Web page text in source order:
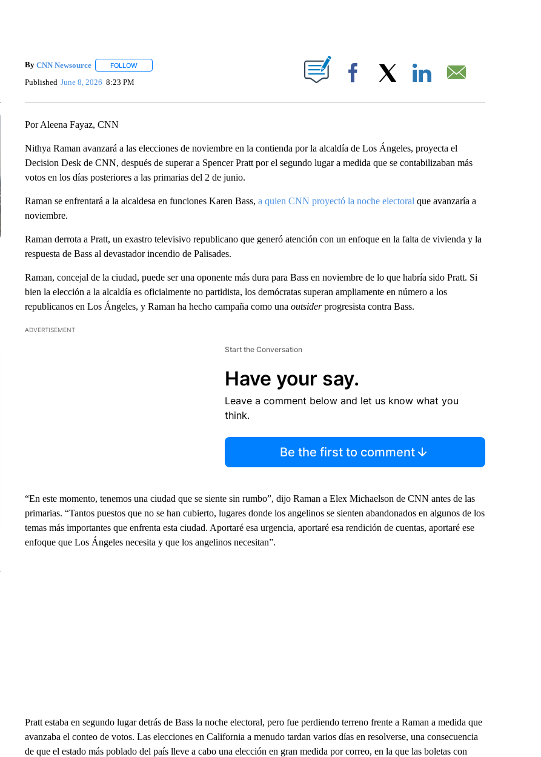
By CNN Newsource FOLLOWFOLLOW "" TO RECEIVE NOTIFICATIONS ABOUT NEW PAGES ON "".
Published June 8, 2026 8:23 PM Facebook
Por Aleena Fayaz, CNN
Nithya Raman avanzará a las elecciones de noviembre en la contienda por la alcaldía de Los Ángeles, proyecta el
Decision Desk de CNN, después de superar a Spencer Pratt por el segundo lugar a medida que se contabilizaban más
votos en los días posteriores a las primarias del 2 de junio.
Raman se enfrentará a la alcaldesa en funciones Karen Bass, a quien CNN proyectó la noche electoral que avanzaría a
noviembre.
Raman derrota a Pratt, un exastro televisivo republicano que generó atención con un enfoque en la falta de vivienda y la
respuesta de Bass al devastador incendio de Palisades.
Raman, concejal de la ciudad, puede ser una oponente más dura para Bass en noviembre de lo que habría sido Pratt. Si
bien la elección a la alcaldía es oficialmente no partidista, los demócratas superan ampliamente en número a los
republicanos en Los Ángeles, y Raman ha hecho campaña como una outsiderprogresista contra Bass.
ADVERTISEMENT
Start the Conversation
Have your say.
Leave a comment below and let us know what you
think.
Be the first to comment
“En este momento, tenemos una ciudad que se siente sin rumbo”, dijo Raman a Elex Michaelson de CNN antes de las
primarias. “Tantos puestos que no se han cubierto, lugares donde los angelinos se sienten abandonados en algunos de los
temas más importantes que enfrenta esta ciudad. Aportaré esa urgencia, aportaré esa rendición de cuentas, aportaré ese
enfoque que Los Ángeles necesita y que los angelinos necesitan”.
Pratt estaba en segundo lugar detrás de Bass la noche electoral, pero fue perdiendo terreno frente a Raman a medida que
avanzaba el conteo de votos. Las elecciones en California a menudo tardan varios días en resolverse, una consecuencia
de que el estado más poblado del país lleve a cabo una elección en gran medida por correo, en la que las boletas con